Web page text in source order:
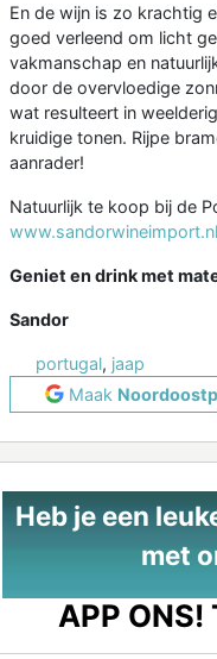
En de wijn is zo krachtig
goed verleend om licht
vakmanschap en
door de overvloedige
wat resulteert in
kruidige tonen. Rijpe
aanrader!
Natuurlijk te koop bij de
www.sandorwineimport.nl
Geniet en drink met
Sandor
portugal, jaap
Maak
Heb je een
met
APP ONS!